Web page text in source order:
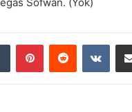
Tumblr PinterestReddit